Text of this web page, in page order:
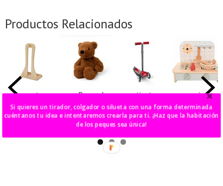
Productos Relacionados
soporte
bicicleta
17,00 €
oso Bernardo
28,00 €
patinete
ajustable ez
glider
80,00 €
cocina
sobremesa
55,00 €
Si quieres un tirador, colgador o silueta con una forma determinada
cuéntanos tu idea e intentaremos crearla para ti. ¡Haz que la habitación
de los peques sea única!